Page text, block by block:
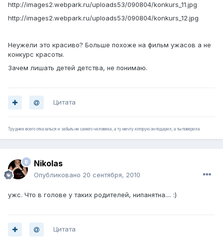
http://images2.webpark.ru/uploads53/090804/konkurs_11.jpg
http://images2.webpark.ru/uploads53/090804/konkurs_12.jpg
Неужели это красиво? Больше похоже на фильм ужасов а не
конкурс красоты.
Зачем лишать детей детства, не понимаю.
Цитата
Труднее всего отказаться и забыть не самого человека, а ту мечту которую он подарил, а ты поверила
Nikolas
Опубликовано 20 сентября, 2010
ужс. Что в голове у таких родителей, нипанятна.... :)
Цитата